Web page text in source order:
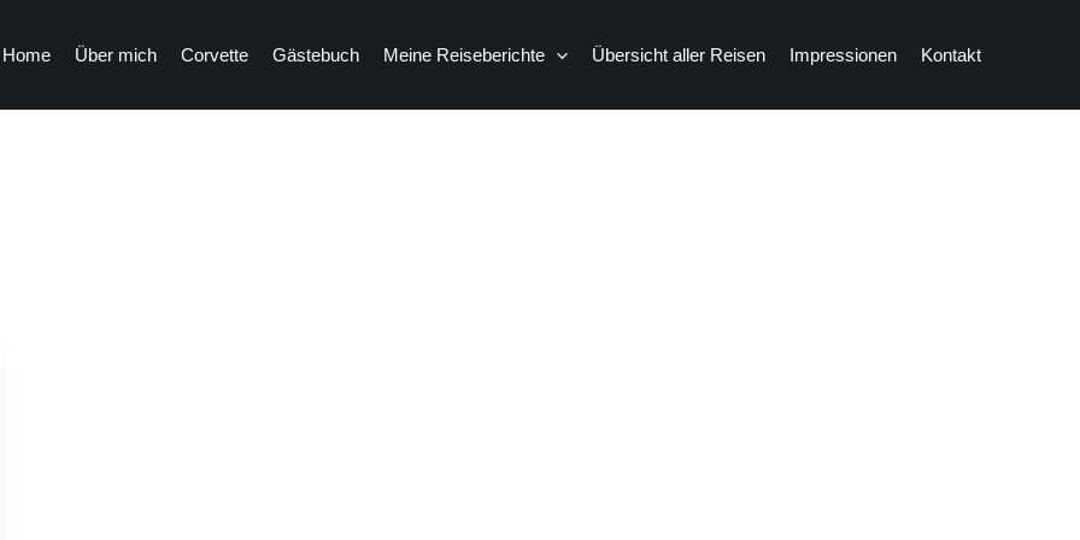
Home Über mich Corvette Gästebuch Meine Reiseberichte Übersicht aller Reisen Impressionen Kontakt